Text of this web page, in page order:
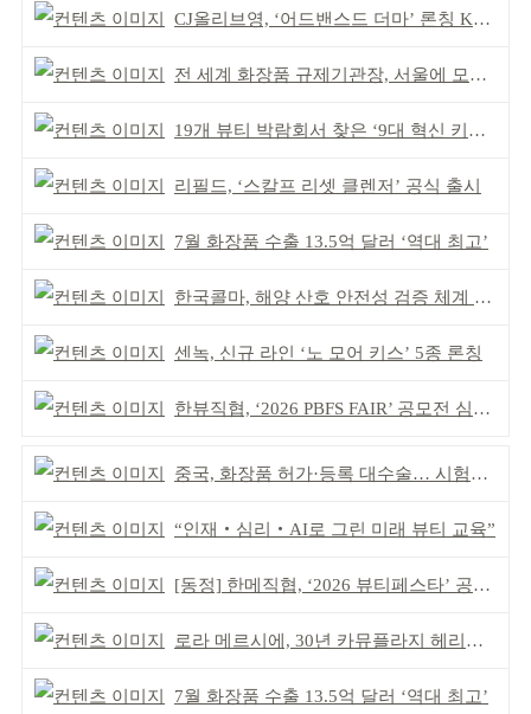
CJ올리브영, ‘어드밴스드 더마’ 론칭 K더마 육성 박차
전 세계 화장품 규제기관장, 서울에 모인다
19개 뷰티 박람회서 찾은 ‘9대 혁신 키워드’
리필드, ‘스칼프 리셋 클렌저’ 공식 출시
7월 화장품 수출 13.5억 달러 ‘역대 최고’
한국콜마, 해양 산호 안전성 검증 체계 구축
센녹, 신규 라인 ‘노 모어 키스’ 5종 론칭
한뷰직협, ‘2026 PBFS FAIR’ 공모전 심사 성료
중국, 화장품 허가·등록 대수술… 시험자료 공용 허용
“인재‧심리‧AI로 그린 미래 뷰티 교육”
[동정] 한메직협, ‘2026 뷰티페스타’ 공동 주최
로라 메르시에, 30년 카뮤플라지 헤리티지 담아
7월 화장품 수출 13.5억 달러 ‘역대 최고’